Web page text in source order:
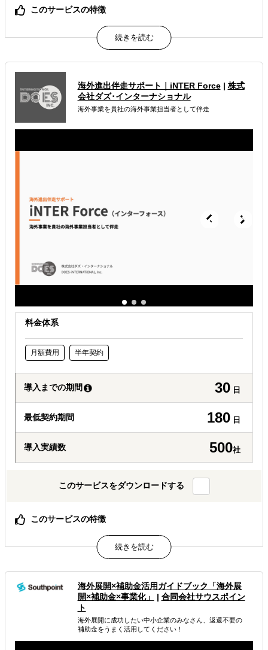
このサービスの特徴
現地パートナー含めた26 か国にわたる拠点のネットワーク
で、M&Aをワンストップでサポート！
属するジャンル
海外M&A
解決できる課題
海外進出伴走サポート｜iNTER Force| 株式
会社ダズ･インターナショナル
海外事業を貴社の海外事業担当者として伴走
料金体系
月額費用 半年契約
導入までの期間 30 日
最低契約期間 180 日
導入実績数 500社
このサービスをダウンロードする
このサービスの特徴
貴社の海外事業担当、私たちがすべてのフェーズで動きま
す。
属するジャンル
海外進出総合支援 海外進出戦略・事業計画立案
海外進出コンサルティング
海外展開×補助金活用ガイドブック「海外展
開×補助金×事業化」
| 合同会社サウスポイン
ト
海外展開に成功したい中小企業のみなさん、返還不要の
補助金をうまく活用してください！